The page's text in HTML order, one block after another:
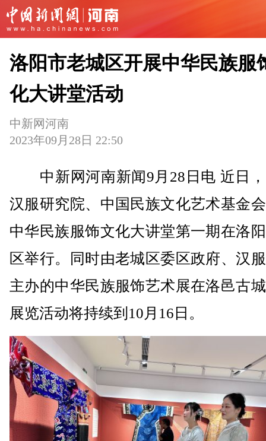
洛阳市老城区开展中华民族服
化大讲堂活动
中新网河南
2023年09月28日 22:50
中新网河南新闻9月28日电 近日，
汉服研究院、中国民族文化艺术基金
中华民族服饰文化大讲堂第一期在洛
区举行。同时由老城区委区政府、汉
主办的中华民族服饰艺术展在洛邑古
展览活动将持续到10月16日。